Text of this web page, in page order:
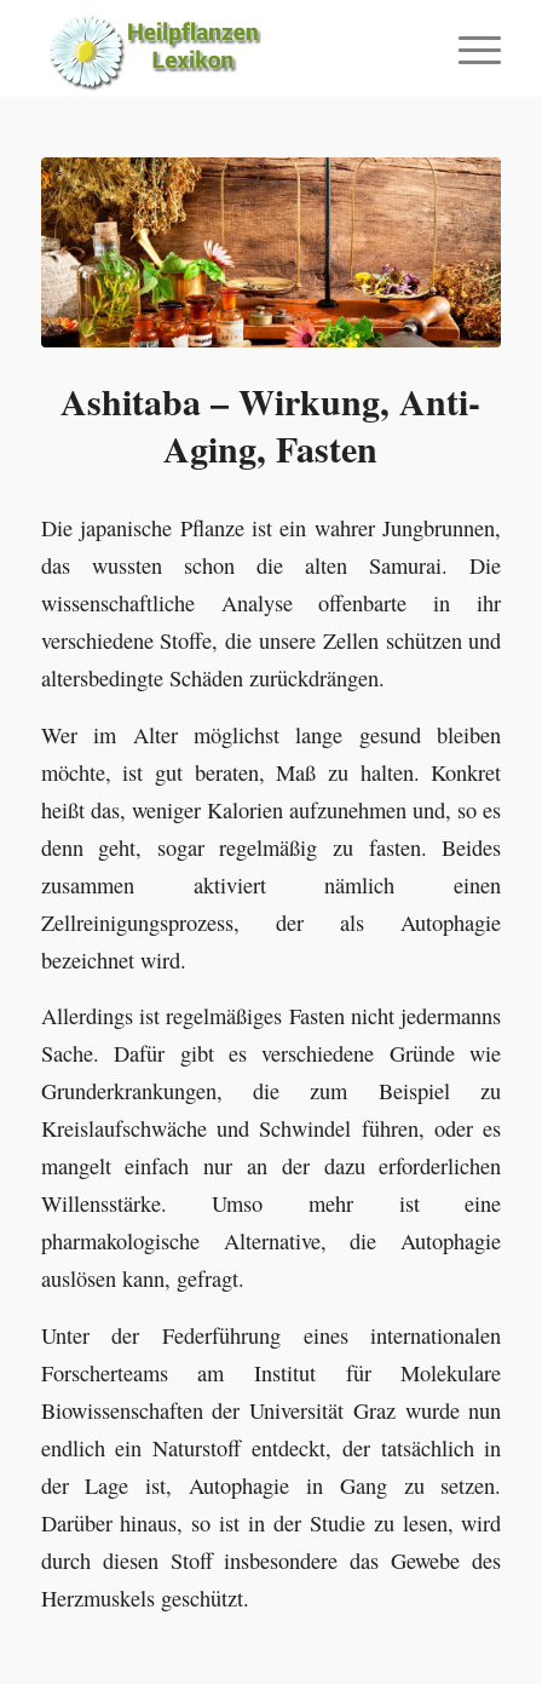
Ashitaba – Wirkung, Anti-
Aging, Fasten
Die japanische Pflanze ist ein wahrer Jungbrunnen,
das wussten schon die alten Samurai. Die
wissenschaftliche Analyse offenbarte in ihr
verschiedene Stoffe, die unsere Zellen schützen und
altersbedingte Schäden zurückdrängen.
Wer im Alter möglichst lange gesund bleiben
möchte, ist gut beraten, Maß zu halten. Konkret
heißt das, weniger Kalorien aufzunehmen und, so es
denn geht, sogar regelmäßig zu fasten. Beides
zusammen aktiviert nämlich einen
Zellreinigungsprozess, der als Autophagie
bezeichnet wird.
Allerdings ist regelmäßiges Fasten nicht jedermanns
Sache. Dafür gibt es verschiedene Gründe wie
Grunderkrankungen, die zum Beispiel zu
Kreislaufschwäche und Schwindel führen, oder es
mangelt einfach nur an der dazu erforderlichen
Willensstärke. Umso mehr ist eine
pharmakologische Alternative, die Autophagie
auslösen kann, gefragt.
Unter der Federführung eines internationalen
Forscherteams am Institut für Molekulare
Biowissenschaften der Universität Graz wurde nun
endlich ein Naturstoff entdeckt, der tatsächlich in
der Lage ist, Autophagie in Gang zu setzen.
Darüber hinaus, so ist in der Studie zu lesen, wird
durch diesen Stoff insbesondere das Gewebe des
Herzmuskels geschützt.